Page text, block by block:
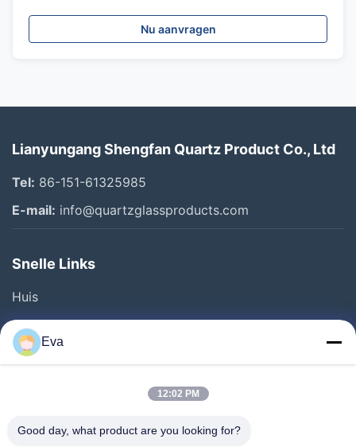
Nu aanvragen
Lianyungang Shengfan Quartz Product Co., Ltd
Tel: 86-151-61325985
E-mail: info@quartzglassproducts.com
Snelle Links
Huis
Producten
Video's
Kwaliteitscontrole
Eva
12:02 PM
Good day, what product are you looking for?